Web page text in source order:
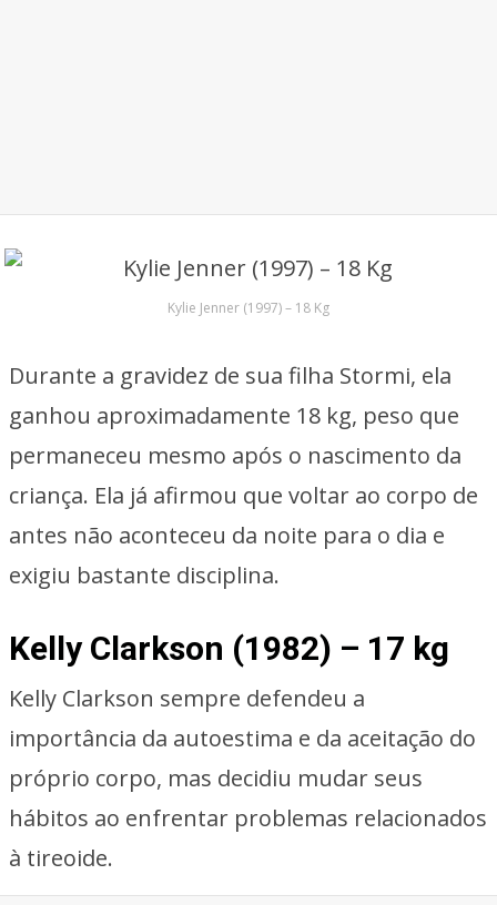
Kylie Jenner (1997) – 18 Kg
Durante a gravidez de sua filha Stormi, ela
ganhou aproximadamente 18 kg, peso que
permaneceu mesmo após o nascimento da
criança. Ela já afirmou que voltar ao corpo de
antes não aconteceu da noite para o dia e
exigiu bastante disciplina.
Kelly Clarkson (1982) – 17 kg
Kelly Clarkson sempre defendeu a
importância da autoestima e da aceitação do
próprio corpo, mas decidiu mudar seus
hábitos ao enfrentar problemas relacionados
à tireoide.